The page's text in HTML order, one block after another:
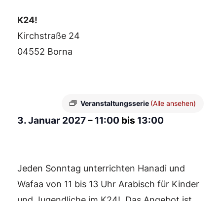
K24!
Kirchstraße 24
04552 Borna
Veranstaltungsserie (Alle ansehen)
3. Januar 2027– 11:00 bis 13:00
Jeden Sonntag unterrichten Hanadi und
Wafaa von 11 bis 13 Uhr Arabisch für Kinder